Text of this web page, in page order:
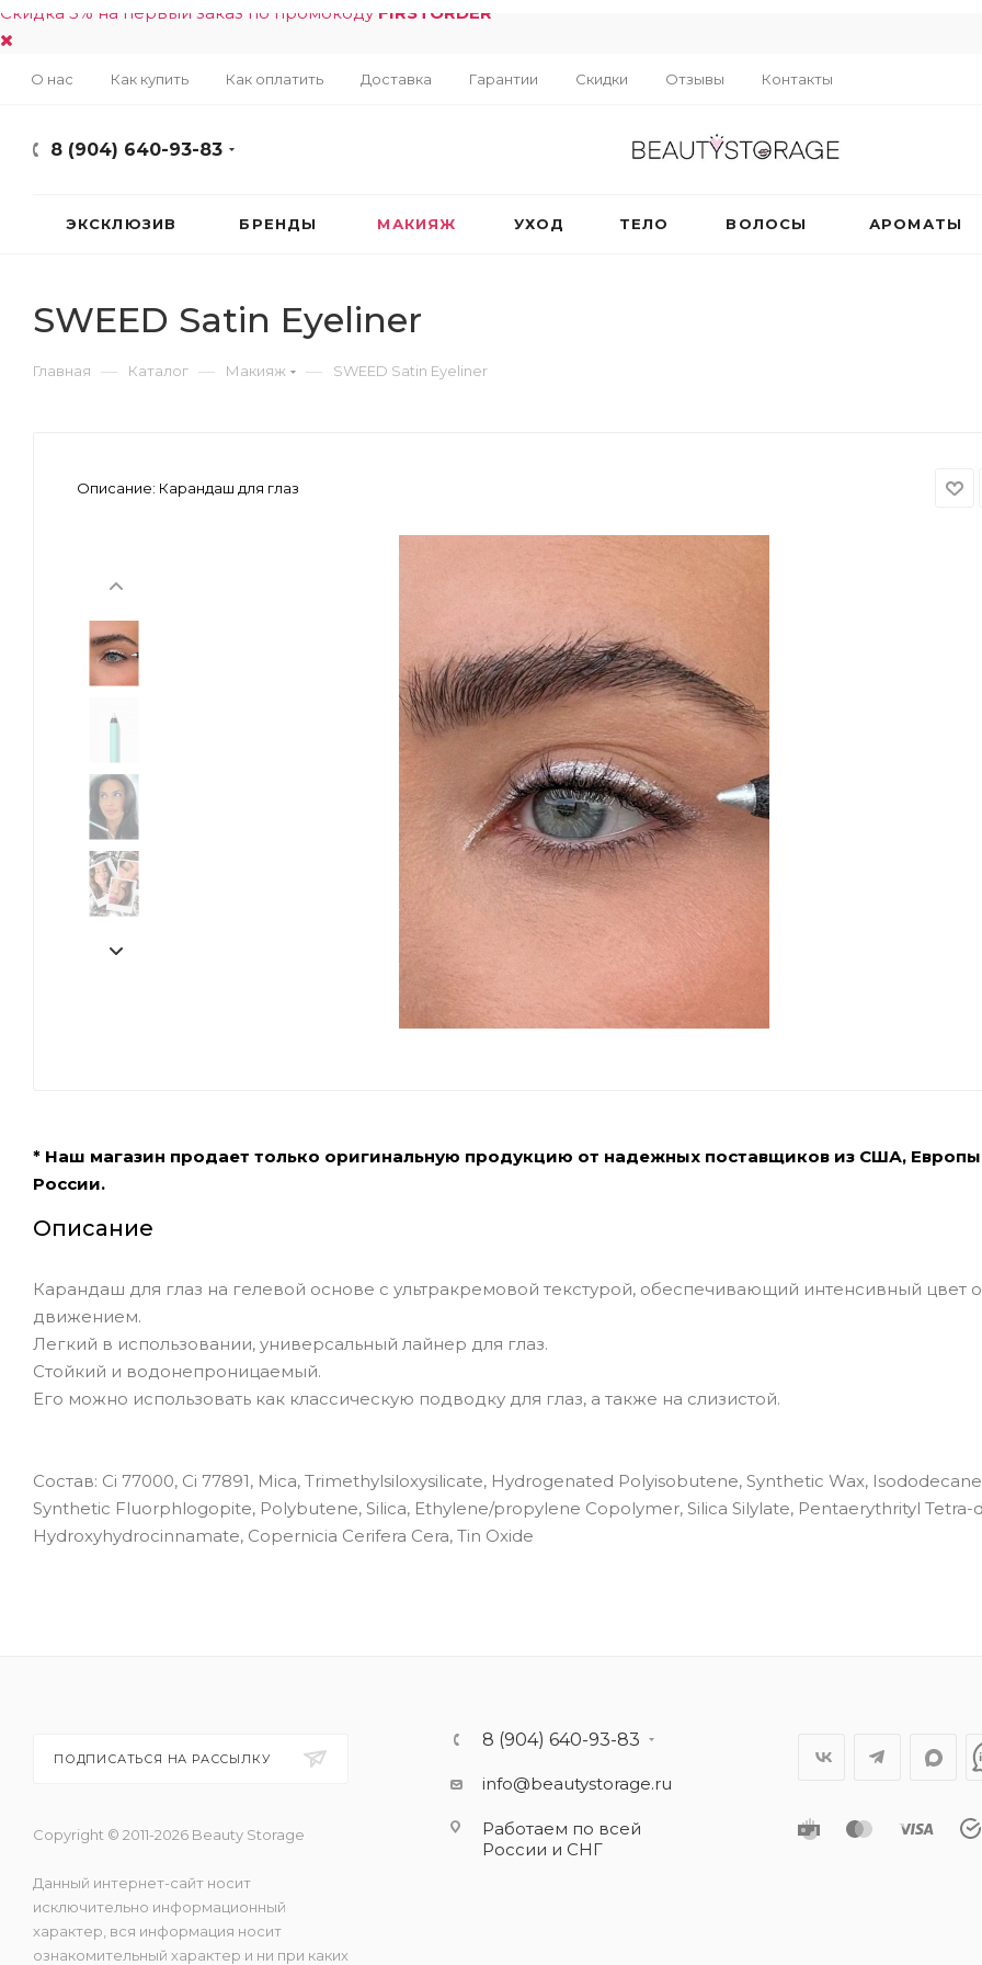
Скидка 5% на первый заказ по промокоду FIRSTORDER
О нас Как купить Как оплатить Доставка Гарантии Скидки Отзывы Контакты
8 (904) 640-93-83
ЭКСКЛЮЗИВ БРЕНДЫ МАКИЯЖ УХОД ТЕЛО ВОЛОСЫ АРОМАТЫ
SWEED Satin Eyeliner
Главная — Каталог — Макияж — SWEED Satin Eyeliner
Описание: Карандаш для глаз
* Наш магазин продает только оригинальную продукцию от надежных поставщиков из США,
России.
Описание
Карандаш для глаз на гелевой основе с ультракремовой текстурой, обеспечивающий интенсивный цвет
движением.
Легкий в использовании, универсальный лайнер для глаз.
Стойкий и водонепроницаемый.
Его можно использовать как классическую подводку для глаз, а также на слизистой.
Состав: Ci 77000, Ci 77891, Mica, Trimethylsiloxysilicate, Hydrogenated Polyisobutene, Synthetic Wax,
Synthetic Fluorphlogopite, Polybutene, Silica, Ethylene/propylene Copolymer, Silica Silylate, Pentaerythrityl Tetra-
Hydroxyhydrocinnamate, Copernicia Cerifera Cera, Tin Oxide
ПОДПИСАТЬСЯ НА РАССЫЛКУ
Copyright © 2011-2026 Beauty Storage
Данный интернет-сайт носит
исключительно информационный
характер, вся информация носит
ознакомительный характер и ни при каких
8 (904) 640-93-83
info@beautystorage.ru
Работаем по всей
России и СНГ